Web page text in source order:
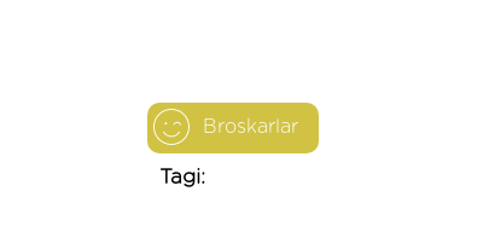
Broskarlar
Tagi: